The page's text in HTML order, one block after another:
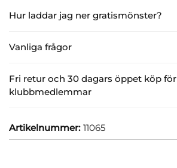
Hur laddar jag ner gratismönster?
Vanliga frågor
Fri retur och 30 dagars öppet köp för
klubbmedlemmar
Artikelnummer: 11065